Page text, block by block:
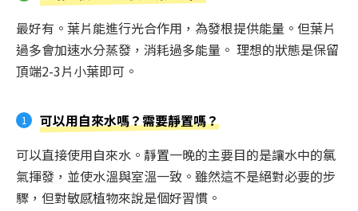
最好有。葉片能進行光合作用，為發根提供能量。但葉片
過多會加速水分蒸發，消耗過多能量。 理想的狀態是保留
頂端2-3片小葉即可。
可以用自來水嗎？需要靜置嗎？
可以直接使用自來水。靜置一晚的主要目的是讓水中的氯
氣揮發，並使水溫與室溫一致。雖然這不是絕對必要的步
驟，但對敏感植物來說是個好習慣。